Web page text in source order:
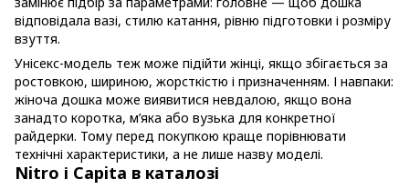
відповідала вазі, стилю катання, рівню підготовки і розміру
взуття.
Унісекс-модель теж може підійти жінці, якщо збігається за
ростовкою, шириною, жорсткістю і призначенням. І навпаки:
жіноча дошка може виявитися невдалою, якщо вона
занадто коротка, м’яка або вузька для конкретної
райдерки. Тому перед покупкою краще порівнювати
технічні характеристики, а не лише назву моделі.
Nitro і Capita в каталозі